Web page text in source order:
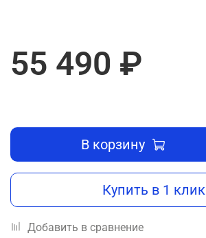
55 490 ₽
В корзину
Купить в 1 клик
Добавить в сравнение